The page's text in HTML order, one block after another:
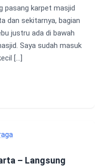
pasang karpet masjid
dan sekitarnya, bagian
justru ada di bawah
Saya sudah masuk
[…]
– Langsung